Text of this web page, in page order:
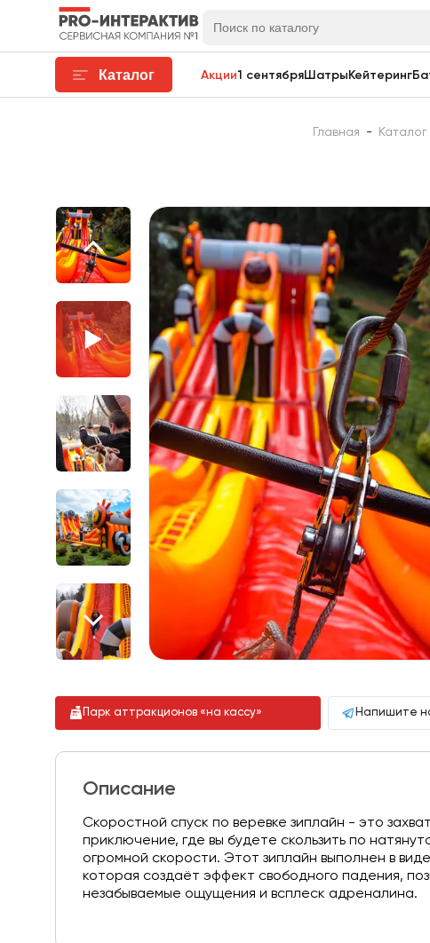
Каталог Акции1 сентябряШатры Кейтеринг
Главная - Каталог
Парк аттракционов «на кассу» Напишите
Описание
Скоростной спуск по веревке зиплайн - это
приключение, где вы будете скользить по
огромной скорости. Этот зиплайн выполнен в
которая создаёт эффект свободного падения,
незабываемые ощущения и всплеск адреналина.